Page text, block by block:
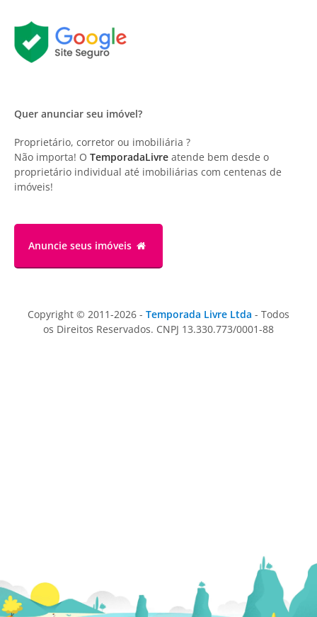
Quer anunciar seu imóvel?
Proprietário, corretor ou imobiliária ?
Não importa! O TemporadaLivre atende bem desde o
proprietário individual até imobiliárias com centenas de
imóveis!
Anuncie seus imóveis
Copyright © 2011-2026 - Temporada Livre Ltda - Todos
os Direitos Reservados. CNPJ 13.330.773/0001-88